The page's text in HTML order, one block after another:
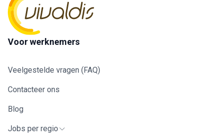
Voor werknemers
Veelgestelde vragen (FAQ)
Contacteer ons
Blog
Jobs per regio